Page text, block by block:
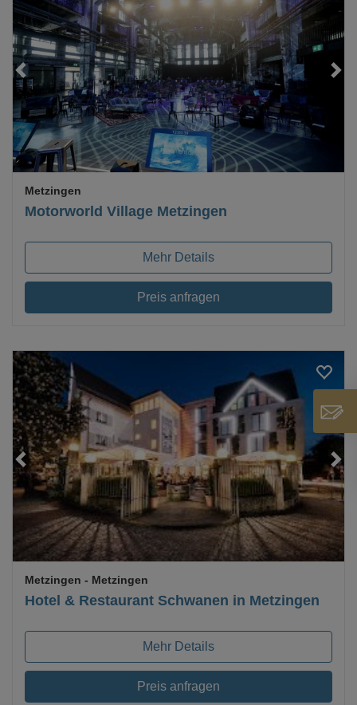
Loading...
Motorworld Village Metzingen
Metzingen
Mehr Details
Preis anfragen
Loading...
Hotel & Restaurant Schwanen in Metzingen
Metzingen - Metzingen
Mehr Details
Preis anfragen